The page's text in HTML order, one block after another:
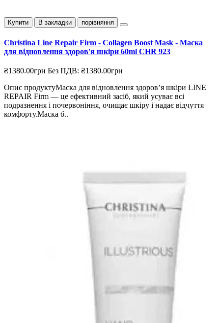
Купити В закладки порівняння
Christina Line Repair Firm - Collagen Boost Mask - Маска
для відновлення здоров'я шкіри 60ml CHR 923
₴1380.00грн Без ПДВ: ₴1380.00грн
Опис продуктуМаска для відновлення здоров’я шкіри LINE
REPAIR Firm — це ефективний засіб, який усуває всі
подразнення і почервоніння, очищає шкіру і надає відчуття
комфорту.Маска б..